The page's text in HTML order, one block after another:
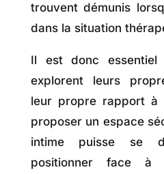
trouvent démunis
dans la situation
Il est donc essentiel
explorent leurs
leur propre rapport à
proposer un espace
intime puisse se
positionner face à